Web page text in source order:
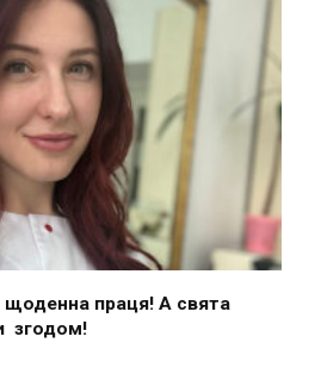
щоденна праця! А свята
згодом!